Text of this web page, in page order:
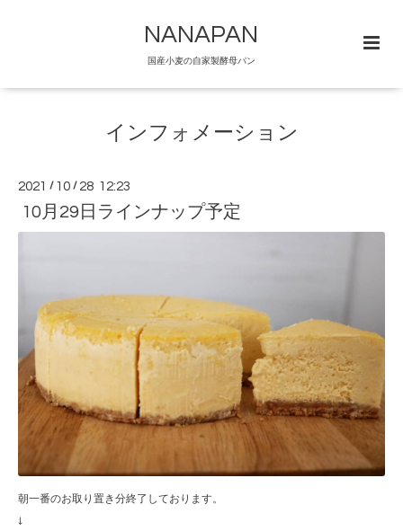
NANAPAN
国産小麦の自家製酵母パン
インフォメーション
2021 / 10 / 28 12:23
10月29日ラインナップ予定
朝一番のお取り置き分終了しております。
↓